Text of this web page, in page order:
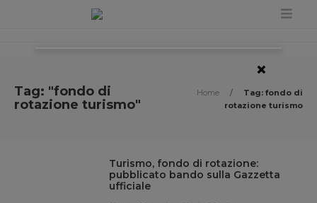
Tag: "fondo di
rotazione turismo"
Home /
Tag: fondo di
rotazione turismo
Turismo, fondo di rotazione:
pubblicato bando sulla Gazzetta
ufficiale
×